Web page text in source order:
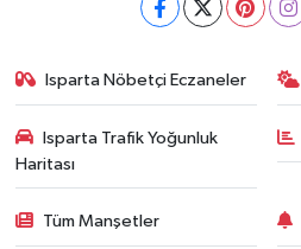
Isparta Nöbetçi Eczaneler
Isparta Trafik Yoğunluk
Haritası
Tüm Manşetler